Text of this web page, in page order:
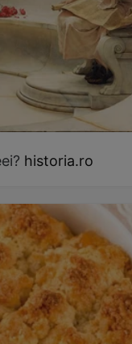
historia.ro